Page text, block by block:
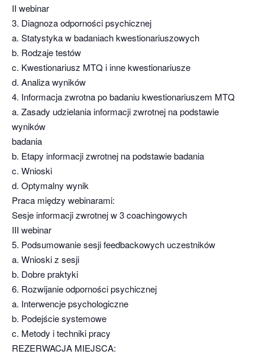
II webinar
3. Diagnoza odporności psychicznej
a. Statystyka w badaniach kwestionariuszowych
b. Rodzaje testów
c. Kwestionariusz MTQ i inne kwestionariusze
d. Analiza wyników
4. Informacja zwrotna po badaniu kwestionariuszem MTQ
a. Zasady udzielania informacji zwrotnej na podstawie
wyników
badania
b. Etapy informacji zwrotnej na podstawie badania
c. Wnioski
d. Optymalny wynik
Praca między webinarami:
Sesje informacji zwrotnej w 3 coachingowych
III webinar
5. Podsumowanie sesji feedbackowych uczestników
a. Wnioski z sesji
b. Dobre praktyki
6. Rozwijanie odporności psychicznej
a. Interwencje psychologiczne
b. Podejście systemowe
c. Metody i techniki pracy
REZERWACJA MIEJSCA: